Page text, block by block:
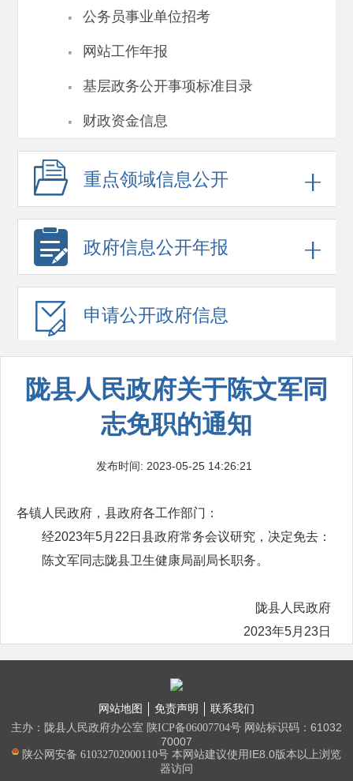
· 公务员事业单位招考
· 网站工作年报
· 基层政务公开事项标准目录
· 财政资金信息
重点领域信息公开
政府信息公开年报
申请公开政府信息
陇县人民政府关于陈文军同
志免职的通知
发布时间: 2023-05-25 14:26:21
各镇人民政府，县政府各工作部门：
经2023年5月22日县政府常务会议研究，决定免去：
陈文军同志陇县卫生健康局副局长职务。
陇县人民政府
2023年5月23日
网站地图 免责声明 联系我们
主办：陇县人民政府办公室 陕ICP备06007704号 网站标识码：61032
70007
陕公网安备 61032702000110号本网站建议使用IE8.0版本以上浏览
器访问